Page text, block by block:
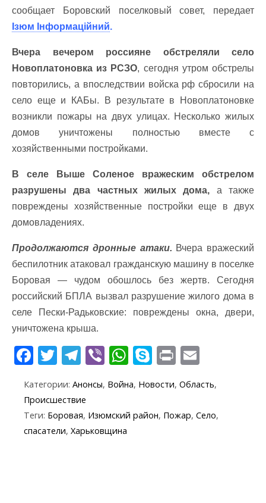
сообщает Боровский поселковый совет, передает
Ізюм Інформаційний.
Вчера вечером россияне обстреляли село
Новоплатоновка из РСЗО, сегодня утром обстрелы
повторились, а впоследствии войска рф сбросили на
село еще и КАБы. В результате в Новоплатоновке
возникли пожары на двух улицах. Несколько жилых
домов уничтожены полностью вместе с
хозяйственными постройками.
В селе Выше Соленое вражеским обстрелом
разрушены два частных жилых дома, а также
повреждены хозяйственные постройки еще в двух
домовладениях.
Продолжаются дронные атаки. Вчера вражеский
беспилотник атаковал гражданскую машину в поселке
Боровая — чудом обошлось без жертв. Сегодня
российский БПЛА вызвал разрушение жилого дома в
селе Пески-Радьковские: повреждены окна, двери,
уничтожена крыша.
F
e
b
o
T
itt
er
T
e
gr
a
Vi
er
W
at
s
S
y
p
Pr
in
t ai
l
Категории: Анонсы, Война, Новости, Область,
Происшествие
Теги: Боровая, Изюмский район, Пожар, Село,
спасатели, Харьковщина